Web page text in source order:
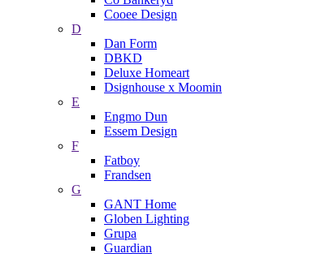
Cooee Design
D
Dan Form
DBKD
Deluxe Homeart
Dsignhouse x Moomin
E
Engmo Dun
Essem Design
F
Fatboy
Frandsen
G
GANT Home
Globen Lighting
Grupa
Guardian